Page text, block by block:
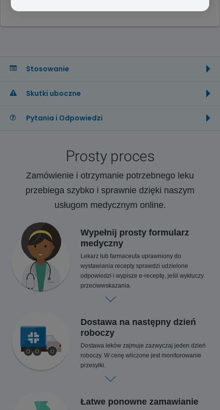
Stosowanie
Skutki uboczne
Pytania i Odpowiedzi
Prosty proces
Zamówienie i otrzymanie potrzebnego leku
przebiega szybko i sprawnie dzięki naszym
usługom medycznym online.
Wypełnij prosty formularz
medyczny
Lekarz lub farmaceuta uprawniony do
wystawiania recepty sprawdzi udzielone
odpowiedzi i wypisze e-receptę, jeśli wykluczy
przeciwwskazania.
Dostawa na następny dzień
roboczy
Dostawa leków zajmuje zazwyczaj jeden dzień
roboczy. W cenę wliczone jest monitorowanie
przesyłki.
Łatwe ponowne zamawianie